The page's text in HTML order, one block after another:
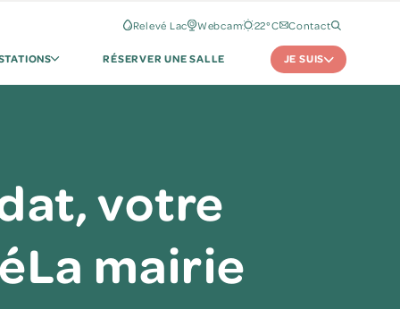
Relevé Lac Webcam 22°C Contact
RÉSERVER UNE SALLE JE SUIS
votre
mairie